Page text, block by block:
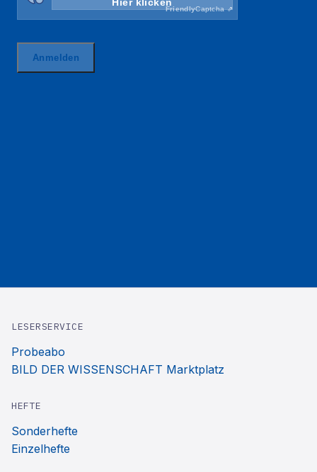
LESERSERVICE
Probeabo
BILD DER WISSENSCHAFT Marktplatz
HEFTE
Sonderhefte
Einzelhefte